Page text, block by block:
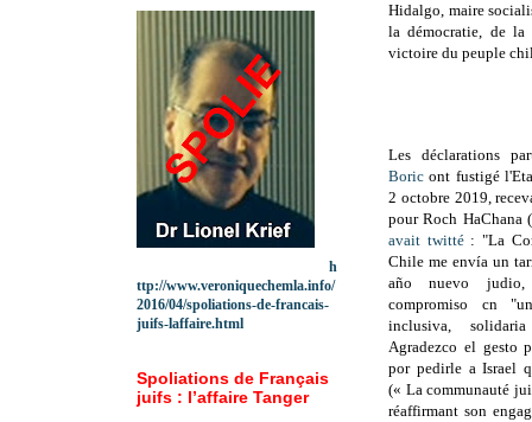
Hidalgo, maire
la démocratie, de
victoire du peuple
Les déclarations
Boric ont fustigé
2 octobre 2019,
pour Roch
avait twitté: "La
Chile me envía un
año nuevo judio,
compromiso cn
inclusiva,
Agradezco el gesto
por pedirle a Israel
(« La communauté
réaffirmant son
h
ttp://www.veroniquechemla.info/
2016/04/spoliations-de-francais-
juifs-laffaire.html
Spoliations de Français
juifs : l’affaire Tanger